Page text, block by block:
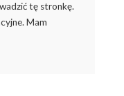
tę stronkę.
Mam